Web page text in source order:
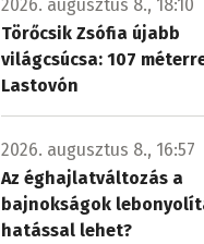
2026. augusztus 8., 18:10
Törőcsik Zsófia újabb
világcsúcsa: 107
Lastovón
2026. augusztus 8., 16:57
Az éghajlatváltozás a
bajnokságok
hatással lehet?